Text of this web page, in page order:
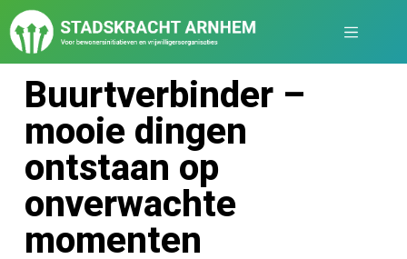
Buurtverbinder –
mooie dingen
ontstaan op
onverwachte
momenten